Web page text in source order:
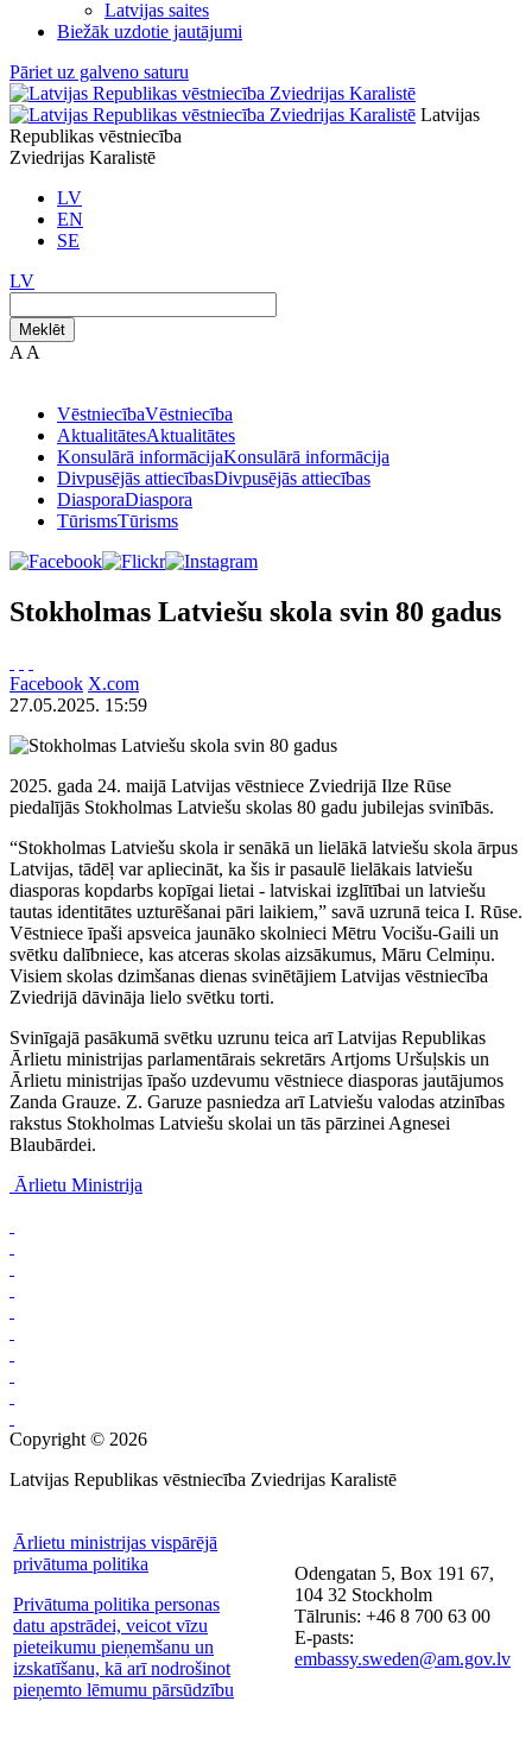
Latvijas saites
Biežāk uzdotie jautājumi
Pāriet uz galveno saturu
Latvijas
Republikas vēstniecība
Zviedrijas Karalistē
LV
EN
SE
LV
Meklēt
A A
VēstniecībaVēstniecība
AktualitātesAktualitātes
Konsulārā informācijaKonsulārā informācija
Divpusējās attiecībasDivpusējās attiecības
DiasporaDiaspora
TūrismsTūrisms
Stokholmas Latviešu skola svin 80 gadus
Facebook X.com
27.05.2025. 15:59
2025. gada 24. maijā Latvijas vēstniece Zviedrijā Ilze Rūse
piedalījās Stokholmas Latviešu skolas 80 gadu jubilejas svinībās.
“Stokholmas Latviešu skola ir senākā un lielākā latviešu skola ārpus
Latvijas, tādēļ var apliecināt, ka šis ir pasaulē lielākais latviešu
diasporas kopdarbs kopīgai lietai - latviskai izglītībai un latviešu
tautas identitātes uzturēšanai pāri laikiem,” savā uzrunā teica I. Rūse.
Vēstniece īpaši apsveica jaunāko skolnieci Mētru Vocišu-Gaili un
svētku dalībniece, kas atceras skolas aizsākumus, Māru Celmiņu.
Visiem skolas dzimšanas dienas svinētājiem Latvijas vēstniecība
Zviedrijā dāvināja lielo svētku torti.
Svinīgajā pasākumā svētku uzrunu teica arī Latvijas Republikas
Ārlietu ministrijas parlamentārais sekretārs Artjoms Uršuļskis un
Ārlietu ministrijas īpašo uzdevumu vēstniece diasporas jautājumos
Zanda Grauze. Z. Garuze pasniedza arī Latviešu valodas atzinības
rakstus Stokholmas Latviešu skolai un tās pārzinei Agnesei
Blaubārdei.
Ārlietu Ministrija
Copyright © 2026
Latvijas Republikas vēstniecība Zviedrijas Karalistē
Ārlietu ministrijas vispārējā
privātuma politika
Privātuma politika personas
datu apstrādei, veicot vīzu
pieteikumu pieņemšanu un
izskatīšanu, kā arī nodrošinot
pieņemto lēmumu pārsūdzību
Odengatan 5, Box 191 67,
104 32 Stockholm
Tālrunis: +46 8 700 63 00
E-pasts:
embassy.sweden@am.gov.lv